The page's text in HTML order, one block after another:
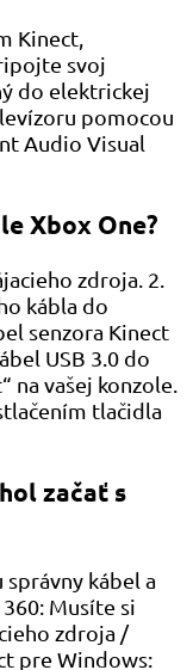
Kinect,
svoj
do elektrickej
pomocou
Audio Visual
Xbox One?
zdroja. 2.
kábla do
senzora Kinect
USB 3.0 do
na vašej konzole.
tlačidla
začať s
kábel a
Musíte si
zdroja /
pre Windows: